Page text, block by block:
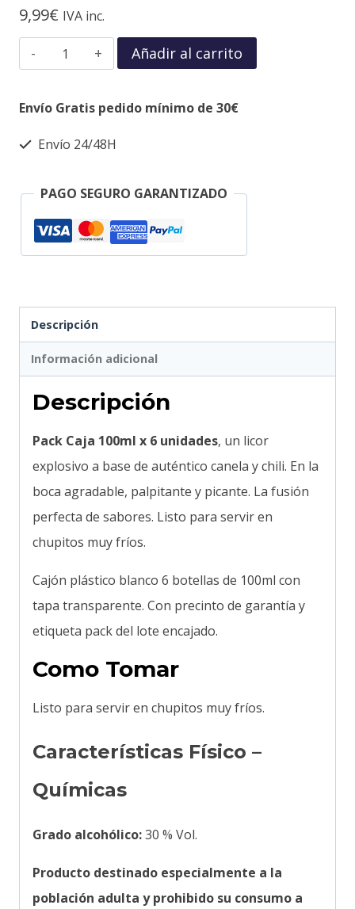
9,99€ IVA inc.
Añadir al carrito
Envío Gratis pedido mínimo de 30€
Envío 24/48H
PAGO SEGURO GARANTIZADO
Descripción
Información adicional
Descripción
Pack Caja 100ml x 6 unidades, un licor
explosivo a base de auténtico canela y chili. En la
boca agradable, palpitante y picante. La fusión
perfecta de sabores. Listo para servir en
chupitos muy fríos.
Cajón plástico blanco 6 botellas de 100ml con
tapa transparente. Con precinto de garantía y
etiqueta pack del lote encajado.
Como Tomar
Listo para servir en chupitos muy fríos.
Características Físico –
Químicas
Grado alcohólico:30 % Vol.
Producto destinado especialmente a la
población adulta y prohibido su consumo a